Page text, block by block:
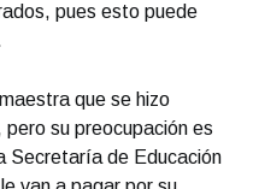
pues esto puede
que se hizo
su preocupación es
Secretaría de Educación